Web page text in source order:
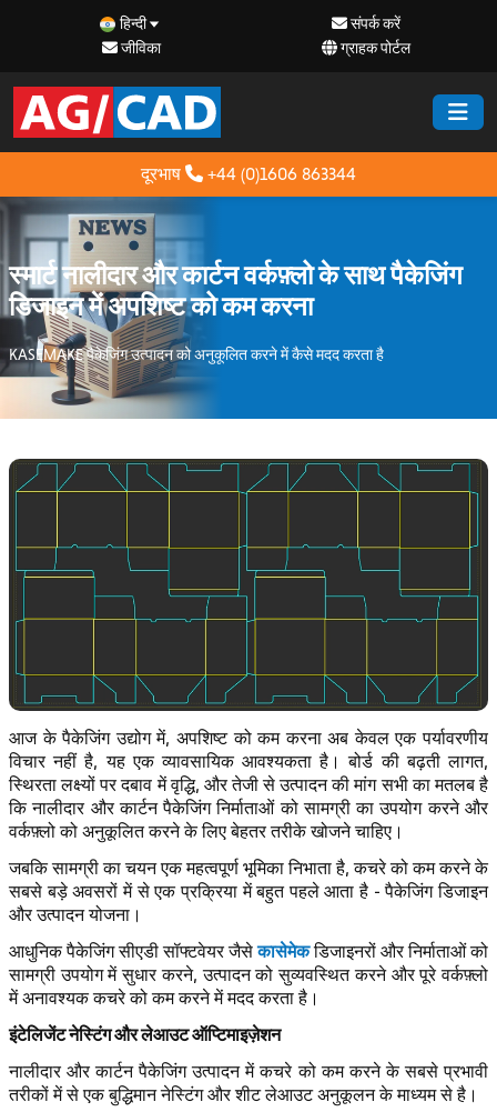
हिन्दी
संपर्क करें
जीविका
ग्राहक पोर्टल
दूरभाष +44 (0)1606 863344
स्मार्ट नालीदार और कार्टन वर्कफ़्लो के साथ पैकेजिंग
डिजाइन में अपशिष्ट को कम करना
KASEMAKE पैकेजिंग उत्पादन को अनुकूलित करने में कैसे मदद करता है
आज के पैकेजिंग उद्योग में, अपशिष्ट को कम करना अब केवल एक पर्यावरणीय
विचार नहीं है, यह एक व्यावसायिक आवश्यकता है। बोर्ड की बढ़ती लागत,
स्थिरता लक्ष्यों पर दबाव में वृद्धि, और तेजी से उत्पादन की मांग सभी का मतलब है
कि नालीदार और कार्टन पैकेजिंग निर्माताओं को सामग्री का उपयोग करने और
वर्कफ़्लो को अनुकूलित करने के लिए बेहतर तरीके खोजने चाहिए।
जबकि सामग्री का चयन एक महत्वपूर्ण भूमिका निभाता है, कचरे को कम करने के
सबसे बड़े अवसरों में से एक प्रक्रिया में बहुत पहले आता है - पैकेजिंग डिजाइन
और उत्पादन योजना।
आधुनिक पैकेजिंग सीएडी सॉफ्टवेयर जैसेकासेमेकडिजाइनरों और निर्माताओं को
सामग्री उपयोग में सुधार करने, उत्पादन को सुव्यवस्थित करने और पूरे वर्कफ़्लो
में अनावश्यक कचरे को कम करने में मदद करता है।
इंटेलिजेंट नेस्टिंग और लेआउट ऑप्टिमाइज़ेशन
नालीदार और कार्टन पैकेजिंग उत्पादन में कचरे को कम करने के सबसे प्रभावी
तरीकों में से एक बुद्धिमान नेस्टिंग और शीट लेआउट अनुकूलन के माध्यम से है।